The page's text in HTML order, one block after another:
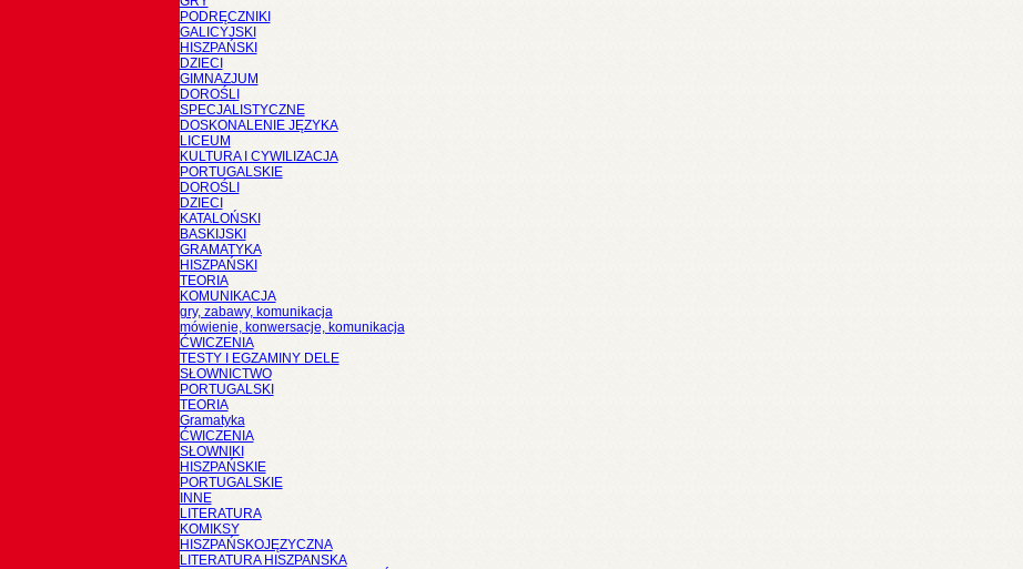
PODRĘCZNIKI
GALICYJSKI
HISZPAŃSKI
DZIECI
GIMNAZJUM
DOROŚLI
SPECJALISTYCZNE
DOSKONALENIE JĘZYKA
LICEUM
KULTURA I CYWILIZACJA
PORTUGALSKIE
DOROŚLI
DZIECI
KATALOŃSKI
BASKIJSKI
GRAMATYKA
HISZPAŃSKI
TEORIA
KOMUNIKACJA
gry, zabawy, komunikacja
mówienie, konwersacje, komunikacja
ĆWICZENIA
TESTY I EGZAMINY DELE
SŁOWNICTWO
PORTUGALSKI
TEORIA
Gramatyka
ĆWICZENIA
SŁOWNIKI
HISZPAŃSKIE
PORTUGALSKIE
INNE
LITERATURA
KOMIKSY
HISZPAŃSKOJĘZYCZNA
LITERATURA HISZPANSKA